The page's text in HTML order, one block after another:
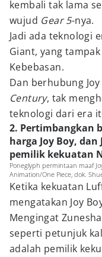
kembali tak lama
wujud Gear 5-nya.
Jadi ada teknologi
Giant, yang
Kebebasan.
Dan berhubung
Century, tak
teknologi dari era
2. Pertimbangkan
harga Joy Boy,
pemilik kekuatan
Poneglyph permintaan maaf
Animation/One Piece, dok.
Ketika kekuatan
mengatakan Joy
Mengingat
seperti petunjuk
adalah pemilik